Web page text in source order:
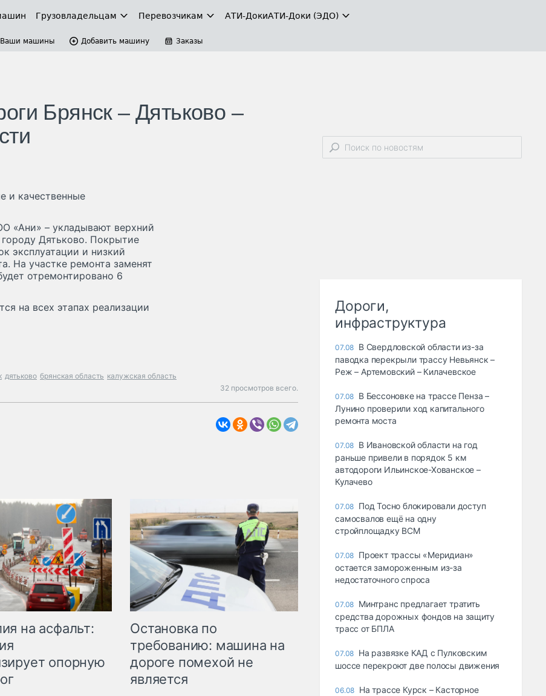
Грузовладельцам Перевозчикам АТИ-ДокиАТИ-Доки (ЭДО)
Ваши машины Добавить машину Заказы
Брянск – Дятьково –
и качественные
«Ани» – укладывают верхний
Дятьково. Покрытие
эксплуатации и низкий
На участке ремонта заменят
отремонтировано 6
на всех этапах реализации
дятьково брянская область калужская область
32 просмотров всего.
на асфальт:
опорную
Остановка по
требованию: машина на
дороге помехой не
является
Дороги,
инфраструктура
07.08 В Свердловской области из-за
паводка перекрыли трассу Невьянск –
Реж – Артемовский – Килачевское
07.08 В Бессоновке на трассе Пенза –
Лунино проверили ход капитального
ремонта моста
07.08 В Ивановской области на год
раньше привели в порядок 5 км
автодороги Ильинское-Хованское –
Кулачево
07.08 Под Тосно блокировали доступ
самосвалов ещё на одну
стройплощадку ВСМ
07.08 Проект трассы «Меридиан»
остается замороженным из-за
недостаточного спроса
07.08 Минтранс предлагает тратить
средства дорожных фондов на защиту
трасс от БПЛА
07.08 На развязке КАД с Пулковским
шоссе перекроют две полосы движения
06.08 На трассе Курск – Касторное